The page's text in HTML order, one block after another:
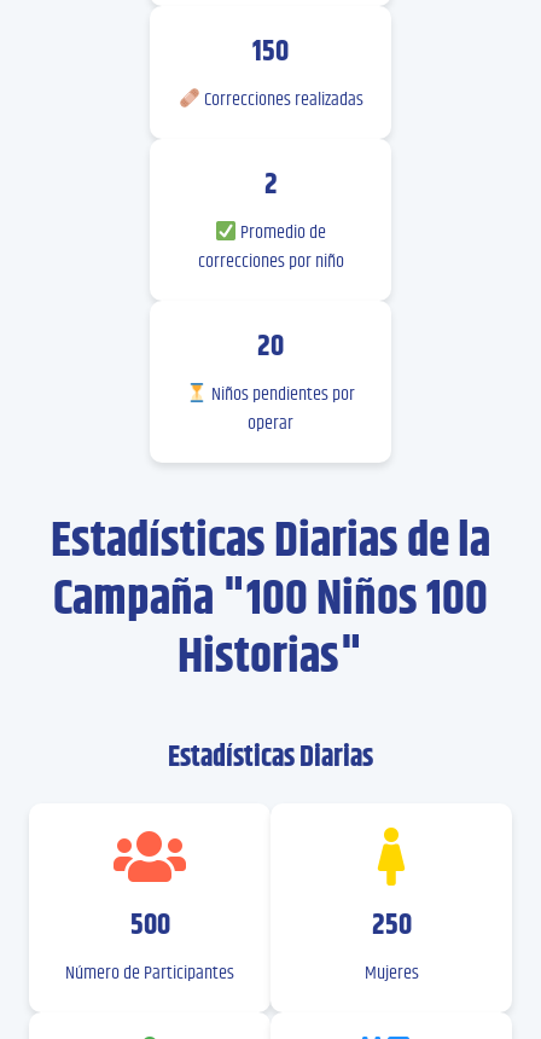
150
Correcciones realizadas
2
Promedio de
correcciones por niño
20
Niños pendientes por
operar
Estadísticas Diarias de la
Campaña "100 Niños 100
Historias"
Estadísticas Diarias
500
Número de Participantes
250
Mujeres